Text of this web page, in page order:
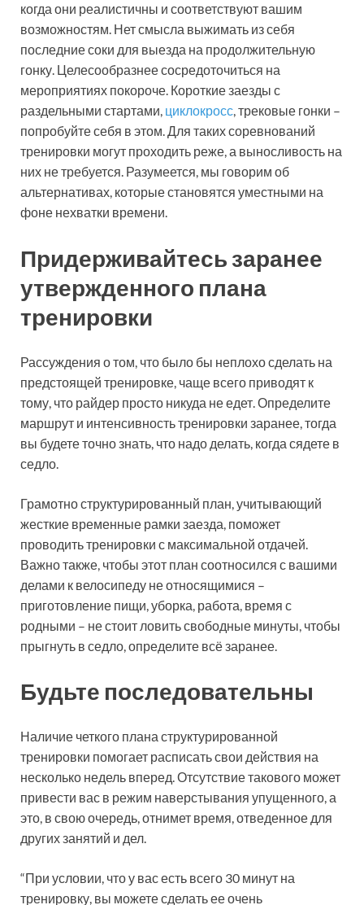
когда они реалистичны и соответствуют вашим
возможностям. Нет смысла выжимать из себя
последние соки для выезда на продолжительную
гонку. Целесообразнее сосредоточиться на
мероприятиях покороче. Короткие заезды с
раздельными стартами, циклокросс, трековые гонки –
попробуйте себя в этом. Для таких соревнований
тренировки могут проходить реже, а выносливость на
них не требуется. Разумеется, мы говорим об
альтернативах, которые становятся уместными на
фоне нехватки времени.
Придерживайтесь заранее
утвержденного плана
тренировки
Рассуждения о том, что было бы неплохо сделать на
предстоящей тренировке, чаще всего приводят к
тому, что райдер просто никуда не едет. Определите
маршрут и интенсивность тренировки заранее, тогда
вы будете точно знать, что надо делать, когда сядете в
седло.
Грамотно структурированный план, учитывающий
жесткие временные рамки заезда, поможет
проводить тренировки с максимальной отдачей.
Важно также, чтобы этот план соотносился с вашими
делами к велосипеду не относящимися –
приготовление пищи, уборка, работа, время с
родными – не стоит ловить свободные минуты, чтобы
прыгнуть в седло, определите всё заранее.
Будьте последовательны
Наличие четкого плана структурированной
тренировки помогает расписать свои действия на
несколько недель вперед. Отсутствие такового может
привести вас в режим наверстывания упущенного, а
это, в свою очередь, отнимет время, отведенное для
других занятий и дел.
“При условии, что у вас есть всего 30 минут на
тренировку, вы можете сделать ее очень